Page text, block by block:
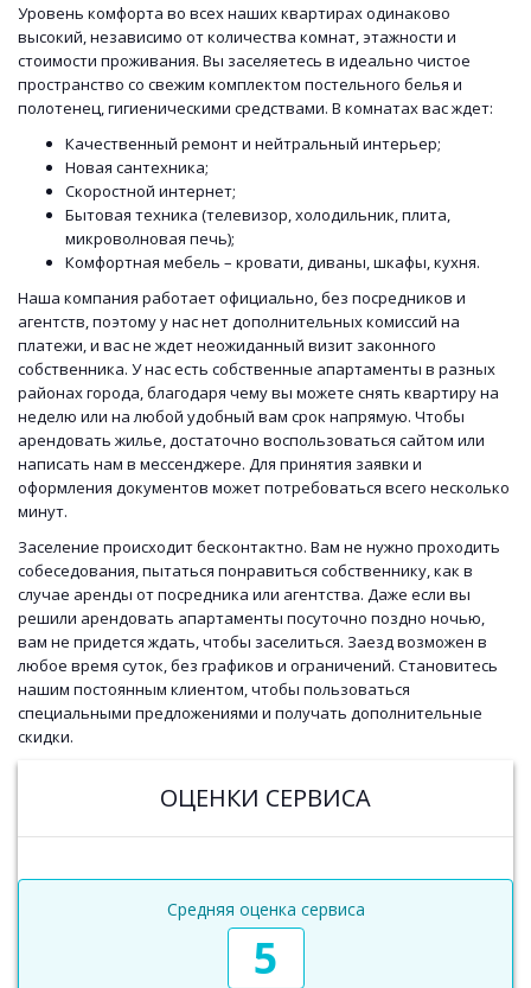
Уровень комфорта во всех наших квартирах одинаково
высокий, независимо от количества комнат, этажности и
стоимости проживания. Вы заселяетесь в идеально чистое
пространство со свежим комплектом постельного белья и
полотенец, гигиеническими средствами. В комнатах вас ждет:
Качественный ремонт и нейтральный интерьер;
Новая сантехника;
Скоростной интернет;
Бытовая техника (телевизор, холодильник, плита,
микроволновая печь);
Комфортная мебель – кровати, диваны, шкафы, кухня.
Наша компания работает официально, без посредников и
агентств, поэтому у нас нет дополнительных комиссий на
платежи, и вас не ждет неожиданный визит законного
собственника. У нас есть собственные апартаменты в разных
районах города, благодаря чему вы можете снять квартиру на
неделю или на любой удобный вам срок напрямую. Чтобы
арендовать жилье, достаточно воспользоваться сайтом или
написать нам в мессенджере. Для принятия заявки и
оформления документов может потребоваться всего несколько
минут.
Заселение происходит бесконтактно. Вам не нужно проходить
собеседования, пытаться понравиться собственнику, как в
случае аренды от посредника или агентства. Даже если вы
решили арендовать апартаменты посуточно поздно ночью,
вам не придется ждать, чтобы заселиться. Заезд возможен в
любое время суток, без графиков и ограничений. Становитесь
нашим постоянным клиентом, чтобы пользоваться
специальными предложениями и получать дополнительные
скидки.
ОЦЕНКИ СЕРВИСА
Средняя оценка сервиса
5